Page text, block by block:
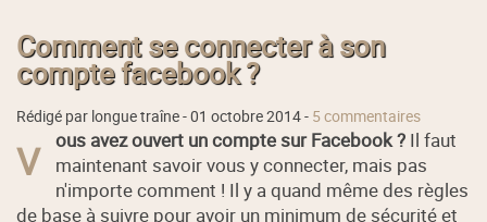
Comment se connecter à son
compte facebook ?
Rédigé par longue traîne -01 octobre 2014- 5 commentaires
V ous avez ouvert un compte sur Facebook ? Il faut
maintenant savoir vous y connecter, mais pas
n'importe comment ! Il y a quand même des règles
de base à suivre pour avoir un minimum de sécurité et